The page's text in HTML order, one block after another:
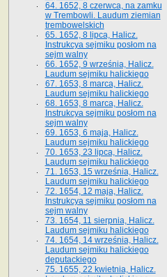
64. 1652, 8 czerwca, na zamku
w Trembowli. Laudum ziemian
trembowelskich
65. 1652, 8 lipca, Halicz.
Instrukcya sejmiku posłom na
sejm walny
66. 1652, 9 września, Halicz.
Laudum sejmiku halickiego
67. 1653, 8 marca, Halicz.
Laudum sejmiku halickiego
68. 1653, 8 marca, Halicz.
Instrukcya sejmiku posłom na
sejm walny
69. 1653, 6 maja, Halicz.
Laudum sejmiku halickiego
70. 1653, 23 lipca, Halicz.
Laudum sejmiku halickiego
71. 1653, 15 września, Halicz.
Laudum sejmiku halickiego
72. 1654, 12 maja, Halicz.
Instrukcya sejmiku posłom na
sejm walny
73. 1654, 11 sierpnia, Halicz.
Laudum sejmiku halickiego
74. 1654, 14 września, Halicz.
Laudum sejmiku halickiego
deputackiego
75. 1655, 22 kwietnia, Halicz.